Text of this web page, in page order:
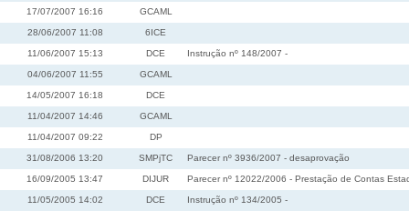
17/07/2007 16:16 GCAML
28/06/2007 11:08 6ICE
11/06/2007 15:13 DCE Instrução nº 148/2007 -
04/06/2007 11:55 GCAML
14/05/2007 16:18 DCE
11/04/2007 14:46 GCAML
11/04/2007 09:22 DP
31/08/2006 13:20 SMPjTC Parecer nº 3936/2007 - desaprovação
16/09/2005 13:47 DIJUR Parecer nº 12022/2006 - Prestação de Contas
11/05/2005 14:02 DCE Instrução nº 134/2005 -